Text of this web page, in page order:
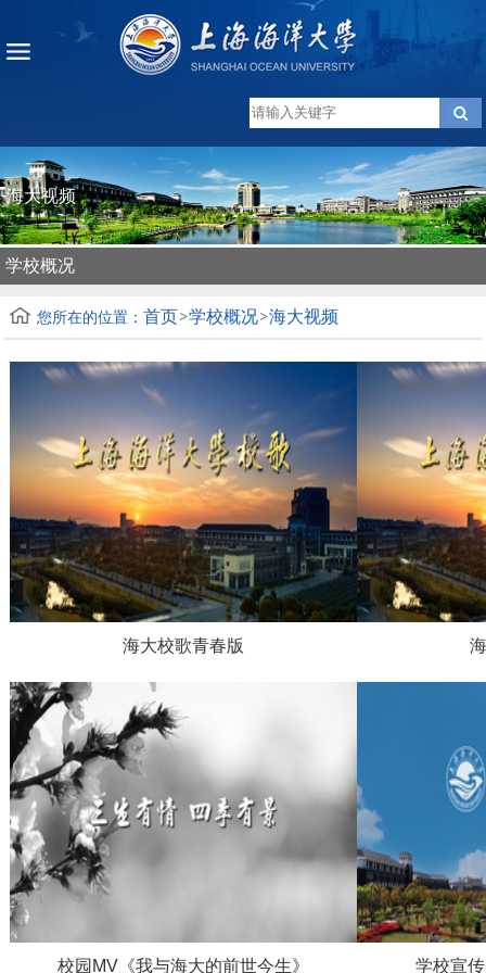
海大视频
学校概况
您所在的位置：首页 学校概况 海大视频
海大校歌青春版
校园MV《我与海大的前世今生》 学校宣